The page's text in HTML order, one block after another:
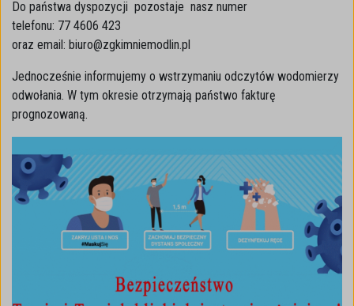
Do państwa dyspozycji pozostaje nasz numer
telefonu: 77 4606 423
oraz email: biuro@zgkimniemodlin.pl
Jednocześnie informujemy o wstrzymaniu odczytów wodomierzy
odwołania. W tym okresie otrzymają państwo fakturę
prognozowaną.